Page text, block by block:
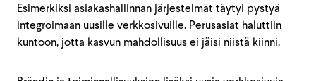
Esimerkiksi asiakashallinnan järjestelmät täytyi pystyä
integroimaan uusille verkkosivuille. Perusasiat haluttiin
kuntoon, jotta kasvun mahdollisuus ei jäisi niistä kiinni.